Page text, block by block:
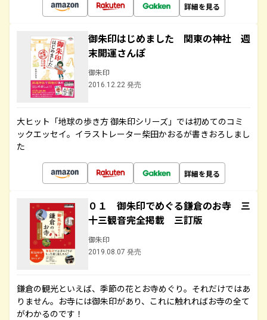
詳細を見る
御朱印はじめました 関東の神社 週
末開運さんぽ
御朱印
2016.12.22 発売
大ヒット「地球の歩き方 御朱印シリーズ」では初めてのコミ
ックエッセイ。イラストレーター柴田かおるが書きおろしまし
た
詳細を見る
０１ 御朱印でめぐる鎌倉のお寺 三
十三観音完全掲載 三訂版
御朱印
2019.08.07 発売
鎌倉の観光といえば、季節の花とお寺めぐり。それだけではあ
りません。お寺には御朱印があり、これに触れればお寺の全て
がわかるのです！